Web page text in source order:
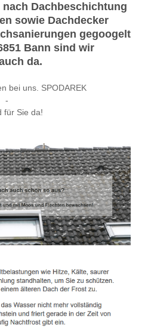
Dachbeschichtung
sowie Dachdecker
gegoogelt
Bann sind wir
da.
bei uns. SPODAREK
-
für Sie da!